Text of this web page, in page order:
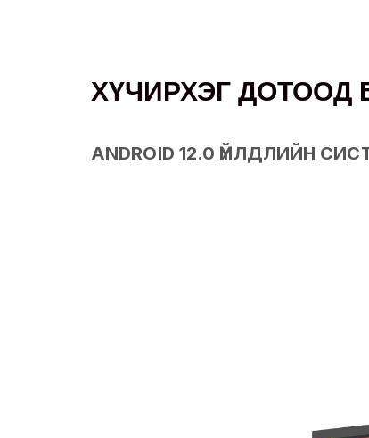
ХҮЧИРХЭГ ДОТООД
ANDROID 12.0 ҮЙЛДЛИЙН